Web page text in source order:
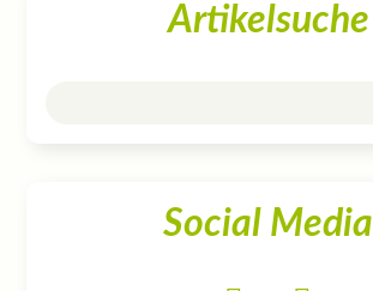
Artikelsuche
Social Media